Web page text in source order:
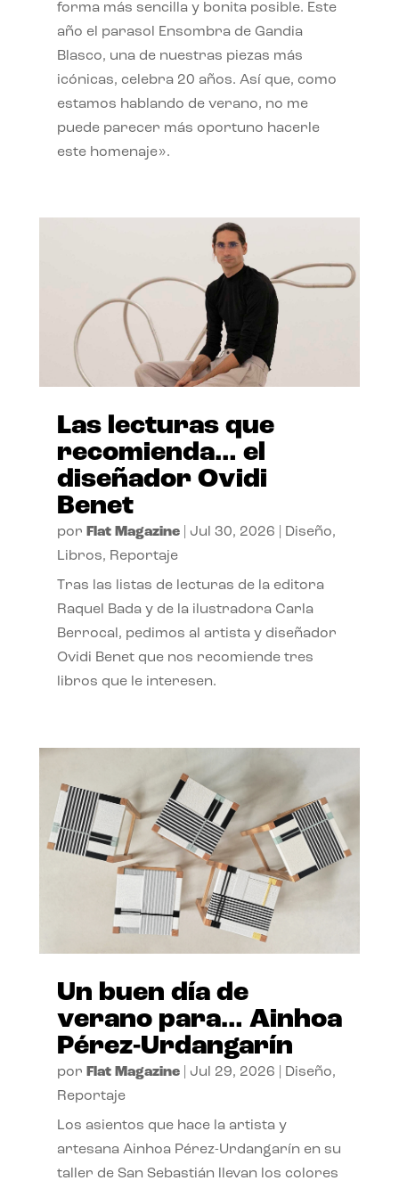
forma más sencilla y bonita posible. Este
año el parasol Ensombra de Gandia
Blasco, una de nuestras piezas más
icónicas, celebra 20 años. Así que, como
estamos hablando de verano, no me
puede parecer más oportuno hacerle
este homenaje».
Las lecturas que
recomienda… el
diseñador Ovidi
Benet
por Flat Magazine| Jul 30, 2026 Diseño,
Libros, Reportaje
Tras las listas de lecturas de la editora
Raquel Bada y de la ilustradora Carla
Berrocal, pedimos al artista y diseñador
Ovidi Benet que nos recomiende tres
libros que le interesen.
Un buen día de
verano para… Ainhoa
Pérez-Urdangarín
por Flat Magazine| Jul 29, 2026 Diseño,
Reportaje
Los asientos que hace la artista y
artesana Ainhoa Pérez-Urdangarín en su
taller de San Sebastián llevan los colores